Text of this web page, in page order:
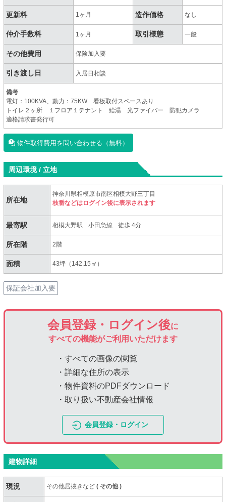
更新料 1ヶ月 造作価格 なし
仲介手数料 1ヶ月 取引様態 一般
その他費用 保険加入要
引き渡し日 入居日相談
備考
電灯：100KVA、動力：75KW 看板取付スペースあり
トイレ２ヶ所 １フロア１テナント 給湯 光ファイバー 防犯カメラ
適格請求書発行可
物件取得費用を問い合わせる（無料）
周辺環境 / 立地
所在地
神奈川県相模原市南区相模大野三丁目
枝番などはログイン後に表示されます
最寄駅 相模大野駅 小田急線 徒歩 4分
所在階 2階
面積 43坪（142.15㎡）
保証会社加入要
会員登録・ログイン後に
すべての機能がご利用いただけます
・すべての画像の閲覧
・詳細な住所の表示
・物件資料のPDFダウンロード
・取り扱い不動産会社情報
会員登録・ログイン
建物詳細
現況 その他居抜きなど( その他)